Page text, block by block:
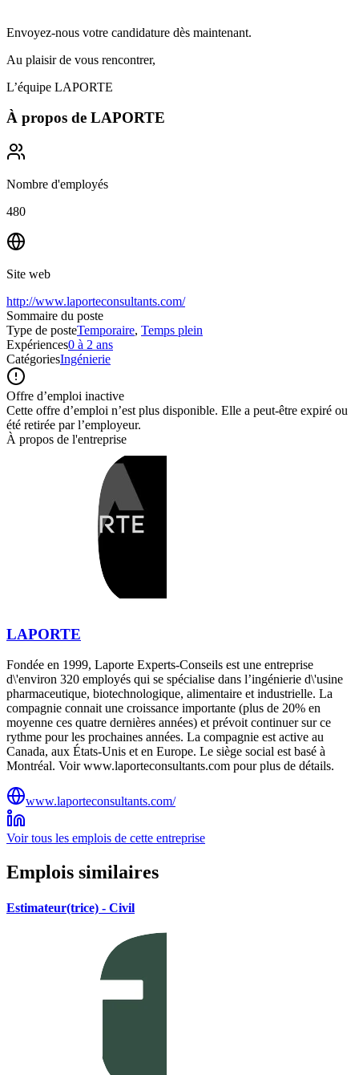
Envoyez-nous votre candidature dès maintenant.
Au plaisir de vous rencontrer,
L’équipe LAPORTE
À propos de LAPORTE
Nombre d'employés
480
Site web
http://www.laporteconsultants.com/
Sommaire du poste
Type de posteTemporaire, Temps plein
Expériences0 à 2 ans
CatégoriesIngénierie
Offre d’emploi inactive
Cette offre d’emploi n’est plus disponible. Elle a peut-être expiré ou
été retirée par l’employeur.
À propos de l'entreprise
LAPORTE
Fondée en 1999, Laporte Experts-Conseils est une entreprise
d\'environ 320 employés qui se spécialise dans l’ingénierie d\'usine
pharmaceutique, biotechnologique, alimentaire et industrielle. La
compagnie connait une croissance importante (plus de 20% en
moyenne ces quatre dernières années) et prévoit continuer sur ce
rythme pour les prochaines années. La compagnie est active au
Canada, aux États-Unis et en Europe. Le siège social est basé à
Montréal. Voir www.laporteconsultants.com pour plus de détails.
www.laporteconsultants.com/
Voir tous les emplois de cette entreprise
Emplois similaires
Estimateur(trice) - Civil